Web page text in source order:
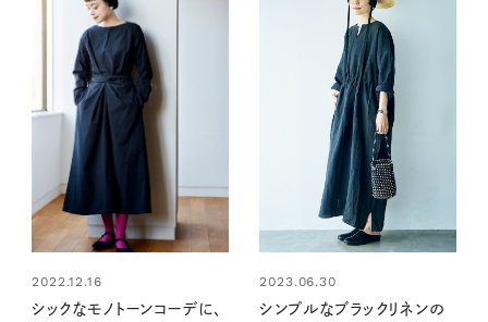
2022.12.16
シックなモノトーンコーデに、
2023.06.30
シンプルなブラックリネンの